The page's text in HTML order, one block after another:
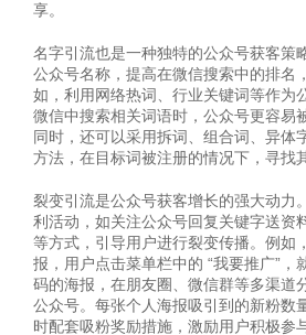
享。
名字引流也是一种独特的公众号获客策
公众号名称，提高在微信搜索中的排名
如，利用网络热词、行业关键词等作为
微信中搜索相关词语时，公众号更容易
同时，还可以采用拆词、组合词、异体
方法，在目标词被注册的情况下，寻找
裂变引流是公众号获客增长的强大动力
利活动，如关注公众号回复关键字送资
等方式，引导用户进行裂变传播。例如
报，用户点击菜单栏中的 “我要推广”，
码的海报，在朋友圈、微信群等多渠道
公众号。每张个人海报吸引到的新粉数
时配套吸粉奖励措施，激励用户积极参